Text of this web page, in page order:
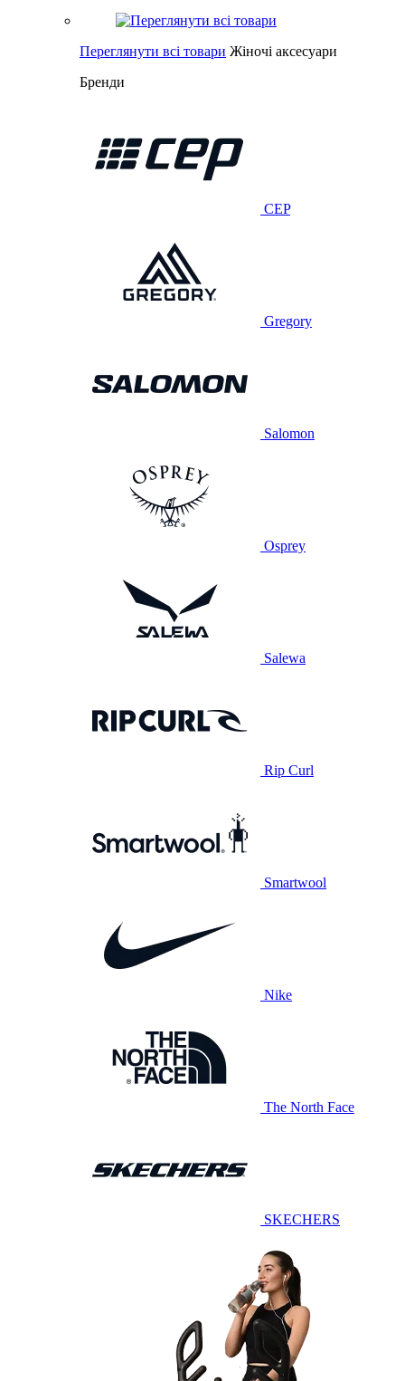
Переглянути всі товари Жіночі аксесуари
Бренди
CEP
Gregory
Salomon
Osprey
Salewa
Rip Curl
Smartwool
Nike
The North Face
SKECHERS